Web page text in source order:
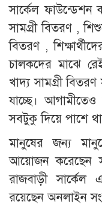
সার্কেল ফাউন্ডেশন
সামগ্রী বিতরণ ,
বিতরণ ,
চালকদের মাঝে
খাদ্য সামগ্রী
যাচ্ছে।
সবটুকু দিয়ে পাশে
মানুষের জন্য
আয়োজন করেছেন
রাজবাড়ী সার্কেল
রয়েছেন অনলাইন